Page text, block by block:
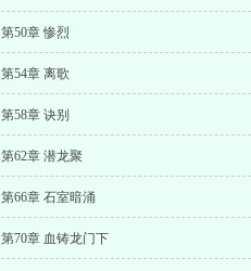
第50章 惨烈
第54章 离歌
第58章 诀别
第62章 潜龙聚
第66章 石室暗涌
第70章 血铸龙门下